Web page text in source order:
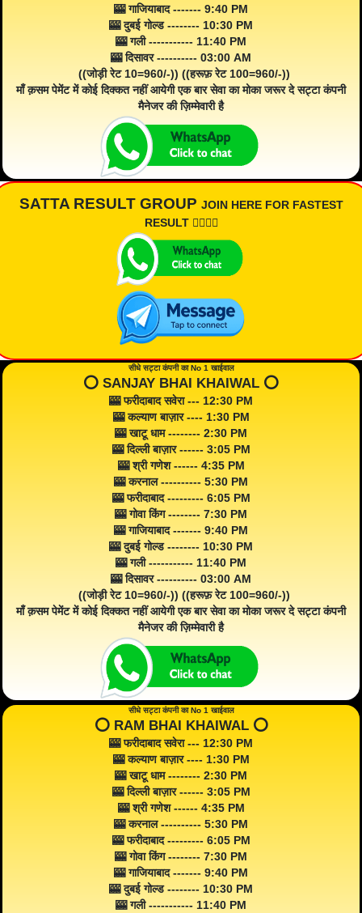
🎰 गाजियाबाद ------- 9:40 PM
🎰 दुबई गोल्ड -------- 10:30 PM
🎰 गली ----------- 11:40 PM
🎰 दिसावर ---------- 03:00 AM
((जोड़ी रेट 10=960/-)) ((हरूफ़ रेट 100=960/-))
माँ क़सम पेमेंट में कोई दिक्कत नहीं आयेगी एक बार सेवा का मोका जरूर दे सट्टा कंपनी
मैनेजर की ज़िम्मेवारी है
SATTA RESULT GROUP JOIN HERE FOR FASTEST
RESULT 👇🏾👇🏾
सीधे सट्टा कंपनी का No 1 खाईवाल
⭕️ SANJAY BHAI KHAIWAL ⭕️
🎰 फरीदाबाद सवेरा --- 12:30 PM
🎰 कल्याण बाज़ार ---- 1:30 PM
🎰 खाटू धाम -------- 2:30 PM
🎰 दिल्ली बाज़ार ------ 3:05 PM
🎰 श्री गणेश ------ 4:35 PM
🎰 करनाल ---------- 5:30 PM
🎰 फरीदाबाद --------- 6:05 PM
🎰 गोवा किंग -------- 7:30 PM
🎰 गाजियाबाद ------- 9:40 PM
🎰 दुबई गोल्ड -------- 10:30 PM
🎰 गली ----------- 11:40 PM
🎰 दिसावर ---------- 03:00 AM
((जोड़ी रेट 10=960/-)) ((हरूफ़ रेट 100=960/-))
माँ क़सम पेमेंट में कोई दिक्कत नहीं आयेगी एक बार सेवा का मोका जरूर दे सट्टा कंपनी
मैनेजर की ज़िम्मेवारी है
सीधे सट्टा कंपनी का No 1 खाईवाल
⭕️ RAM BHAI KHAIWAL ⭕️
🎰 फरीदाबाद सवेरा --- 12:30 PM
🎰 कल्याण बाज़ार ---- 1:30 PM
🎰 खाटू धाम -------- 2:30 PM
🎰 दिल्ली बाज़ार ------ 3:05 PM
🎰 श्री गणेश ------ 4:35 PM
🎰 करनाल ---------- 5:30 PM
🎰 फरीदाबाद --------- 6:05 PM
🎰 गोवा किंग -------- 7:30 PM
🎰 गाजियाबाद ------- 9:40 PM
🎰 दुबई गोल्ड -------- 10:30 PM
🎰 गली ----------- 11:40 PM